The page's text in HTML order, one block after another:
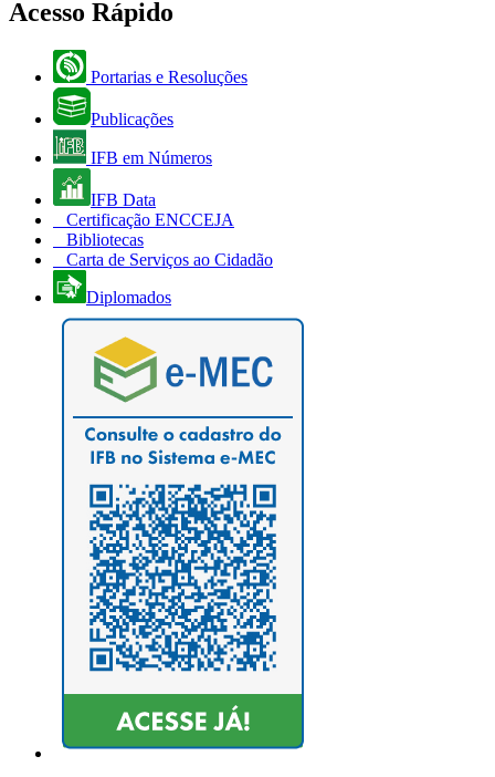
Acesso Rápido
Portarias e Resoluções
Publicações
IFB em Números
IFB Data
Certificação ENCCEJA
Bibliotecas
Carta de Serviços ao Cidadão
Diplomados